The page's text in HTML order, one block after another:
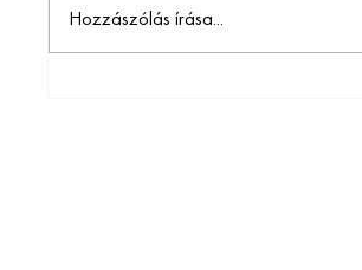
Hozzászólás írása...